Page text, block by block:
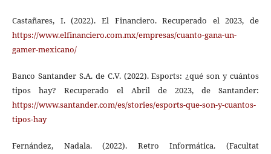
Castañares, I. (2022). El Financiero. Recuperado el 2023, de
https://www.elfinanciero.com.mx/empresas/cuanto-gana-un-
gamer-mexicano/
Banco Santander S.A. de C.V. (2022). Esports: ¿qué son y cuántos
tipos hay? Recuperado el Abril de 2023, de Santander:
https://www.santander.com/es/stories/esports-que-son-y-cuantos-
tipos-hay
Fernández, Nadala. (2022). Retro Informática. (Facultat